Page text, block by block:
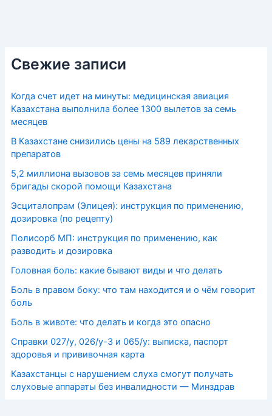
Свежие записи
Когда счет идет на минуты: медицинская авиация
Казахстана выполнила более 1300 вылетов за семь
месяцев
В Казахстане снизились цены на 589 лекарственных
препаратов
5,2 миллиона вызовов за семь месяцев приняли
бригады скорой помощи Казахстана
Эсциталопрам (Элицея): инструкция по применению,
дозировка (по рецепту)
Полисорб МП: инструкция по применению, как
разводить и дозировка
Головная боль: какие бывают виды и что делать
Боль в правом боку: что там находится и о чём говорит
боль
Боль в животе: что делать и когда это опасно
Справки 027/у, 026/у-3 и 065/у: выписка, паспорт
здоровья и прививочная карта
Казахстанцы с нарушением слуха смогут получать
слуховые аппараты без инвалидности — Минздрав